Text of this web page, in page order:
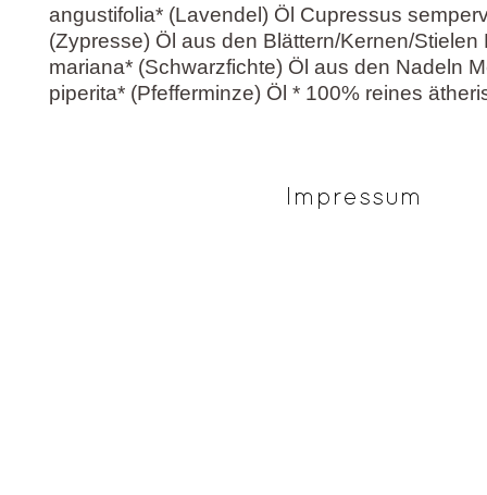
angustifolia* (Lavendel) Öl Cupressus
(Zypresse) Öl aus den Blättern/Kernen/Stielen
mariana* (Schwarzfichte) Öl aus den Nadeln
piperita* (Pfefferminze) Öl * 100% reines
Impressum